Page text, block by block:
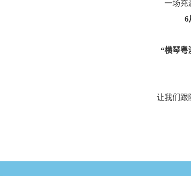
一场充
6
“横琴粤
让我们跟